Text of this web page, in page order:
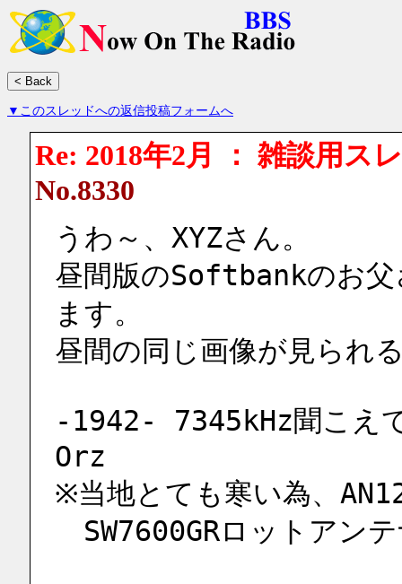
▼このスレッドへの返信投稿フォームへ
Re: 2018年2月 ： 雑談用ス
No.8330
うわ～、XYZさん。
昼間版のSoftbankのお父
ます。
昼間の同じ画像が見られ
-1942- 7345kHz聞こえ
Orz
※当地とても寒い為、
SW7600GRロットアン